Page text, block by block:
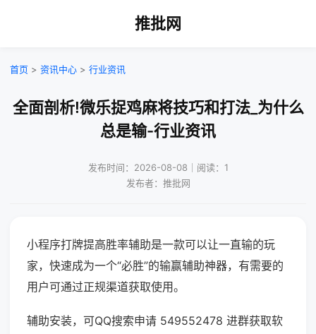
推批网
首页 > 资讯中心 > 行业资讯
全面剖析!微乐捉鸡麻将技巧和打法_为什么
总是输-行业资讯
发布时间：2026-08-08｜阅读：1
发布者：推批网
小程序打牌提高胜率辅助是一款可以让一直输的玩
家，快速成为一个“必胜”的输赢辅助神器，有需要的
用户可通过正规渠道获取使用。
辅助安装，可QQ搜索申请 549552478 进群获取软